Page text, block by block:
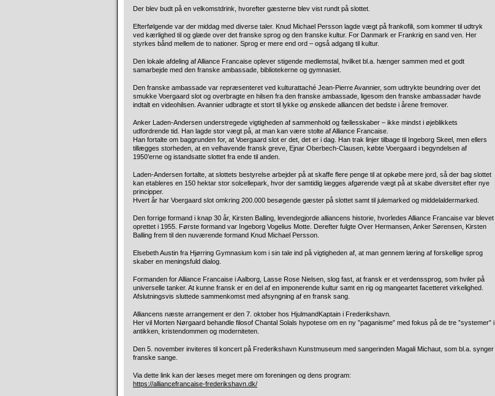
Der blev budt på en velkomstdrink, hvorefter gæsterne blev vist rundt på slottet.
Efterfølgende var der middag med diverse taler. Knud Michael Persson lagde vægt på frankofili, som kommer til udtryk
ved kærlighed til og glæde over det franske sprog og den franske kultur. For Danmark er Frankrig en sand ven. Her
styrkes bånd mellem de to nationer. Sprog er mere end ord – også adgang til kultur.
Den lokale afdeling af Alliance Francaise oplever stigende medlemstal, hvilket bl.a. hænger sammen med et godt
samarbejde med den franske ambassade, bibliotekerne og gymnasiet.
Den franske ambassade var repræsenteret ved kulturattaché Jean-Pierre Avannier, som udtrykte beundring over det
smukke Voergaard slot og overbragte en hilsen fra den franske ambassade, ligesom den franske ambassadør havde
indtalt en videohilsen. Avannier udbragte et stort til lykke og ønskede alliancen det bedste i årene fremover.
Anker Laden-Andersen understregede vigtigheden af sammenhold og fællesskaber – ikke mindst i øjeblikkets
udfordrende tid. Han lagde stor vægt på, at man kan være stolte af Alliance Francaise.
Han fortalte om baggrunden for, at Voergaard slot er det, det er i dag. Han trak linjer tilbage til Ingeborg Skeel, men ellers
tillægges storheden, at en velhavende fransk greve, Ejnar Oberbech-Clausen, købte Voergaard i begyndelsen af
1950’erne og istandsatte slottet fra ende til anden.
Laden-Andersen fortalte, at slottets bestyrelse arbejder på at skaffe flere penge til at opkøbe mere jord, så der bag slottet
kan etableres en 150 hektar stor solcellepark, hvor der samtidig lægges afgørende vægt på at skabe diversitet efter nye
principper.
Hvert år har Voergaard slot omkring 200.000 besøgende gæster på slottet samt til julemarked og middelaldermarked.
Den forrige formand i knap 30 år, Kirsten Balling, levendegjorde alliancens historie, hvorledes Alliance Francaise var blevet
oprettet i 1955. Første formand var Ingeborg Vogelius Motte. Derefter fulgte Over Hermansen, Anker Sørensen, Kirsten
Balling frem til den nuværende formand Knud Michael Persson.
Elsebeth Austin fra Hjørring Gymnasium kom i sin tale ind på vigtigheden af, at man gennem læring af forskellige sprog
skaber en meningsfuld dialog.
Formanden for Alliance Francaise i Aalborg, Lasse Rose Nielsen, slog fast, at fransk er et verdenssprog, som hviler på
universelle tanker. At kunne fransk er en del af en imponerende kultur samt en rig og mangeartet facetteret virkelighed.
Afslutningsvis sluttede sammenkomst med afsyngning af en fransk sang.
Alliancens næste arrangement er den 7. oktober hos HjulmandKaptain i Frederikshavn.
Her vil Morten Nørgaard behandle filosof Chantal Solals hypotese om en ny ”paganisme” med fokus på de tre ”systemer” i
antikken, kristendommen og moderniteten.
Den 5. november inviteres til koncert på Frederikshavn Kunstmuseum med sangerinden Magali Michaut, som bl.a. synger
franske sange.
Via dette link kan der læses meget mere om foreningen og dens program:
https://alliancefrancaise-frederikshavn.dk/